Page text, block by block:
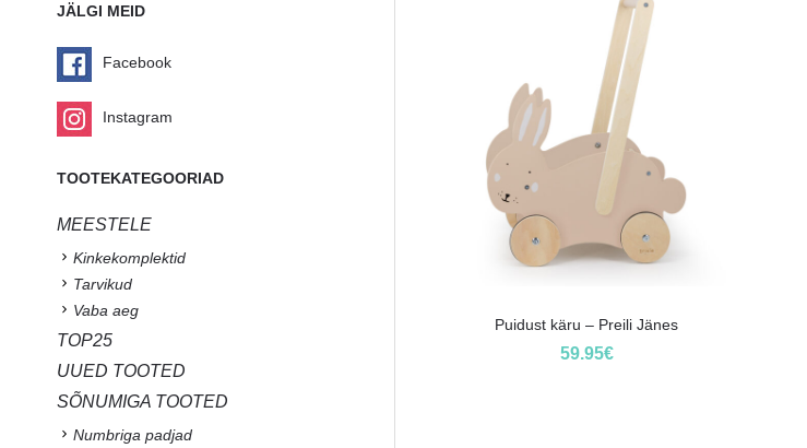
Puidust käru – Preili Jänes
59.95€
JÄLGI MEID
Facebook
Instagram
TOOTEKATEGOORIAD
MEESTELE
Kinkekomplektid
Tarvikud
Vaba aeg
TOP25
UUED TOOTED
SÕNUMIGA TOOTED
Numbriga padjad